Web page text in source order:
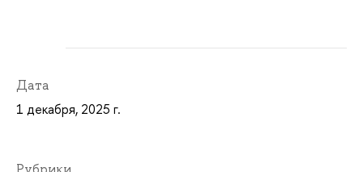
Дата
1 декабря, 2025 г.